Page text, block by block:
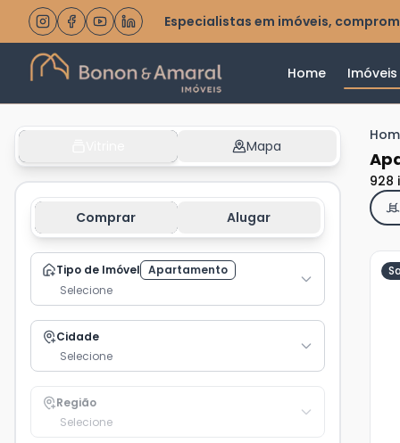
Especialistas em imóveis,
Home Imóveis
Mapa
Comprar Alugar
Tipo de Imóvel Apartamento
Selecione
Cidade
Selecione
Região
Selecione
928